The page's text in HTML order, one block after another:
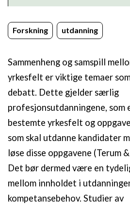
Forskning utdanning
Sammenheng og samspill
yrkesfelt er viktige temaer
debatt. Dette gjelder særlig
profesjonsutdanningene,
bestemte yrkesfelt og
som skal utdanne kandidater
løse disse oppgavene (Terum
Det bør dermed være en
mellom innholdet i
kompetansebehov. Studier av